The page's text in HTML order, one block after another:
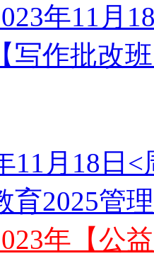
年11月
写作批改
11月18日
育2025管
年【公